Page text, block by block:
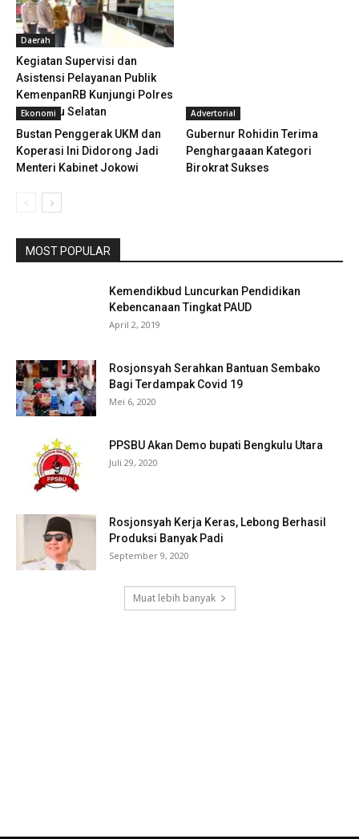
Daerah
Kegiatan Supervisi dan
Asistensi Pelayanan Publik
KemenpanRB Kunjungi Polres
Bengkulu Selatan
Ekonomi
Bustan Penggerak UKM dan
Koperasi Ini Didorong Jadi
Menteri Kabinet Jokowi
Advertorial
Gubernur Rohidin Terima
Penghargaaan Kategori
Birokrat Sukses
MOST POPULAR
Kemendikbud Luncurkan Pendidikan
Kebencanaan Tingkat PAUD
April 2, 2019
Rosjonsyah Serahkan Bantuan Sembako
Bagi Terdampak Covid 19
Mei 6, 2020
PPSBU Akan Demo bupati Bengkulu Utara
Juli 29, 2020
Rosjonsyah Kerja Keras, Lebong Berhasil
Produksi Banyak Padi
September 9, 2020
Muat lebih banyak